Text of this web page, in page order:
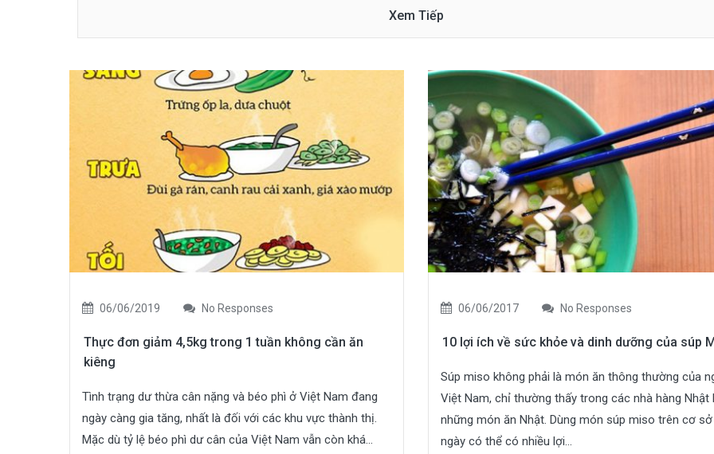
Xem Tiếp
06/06/2019 No Responses
Thực đơn giảm 4,5kg trong 1 tuần không cần ăn
kiêng
Tình trạng dư thừa cân nặng và béo phì ở Việt Nam đang
ngày càng gia tăng, nhất là đối với các khu vực thành thị.
Mặc dù tỷ lệ béo phì dư cân của Việt Nam vẫn còn khá...
06/06/2017 No Responses
10 lợi ích về sức khỏe và dinh dưỡng của súp
Súp miso không phải là món ăn thông thường của
Việt Nam, chỉ thường thấy trong các nhà hàng Nhật
những món ăn Nhật. Dùng món súp miso trên cơ
ngày có thể có nhiều lợi...